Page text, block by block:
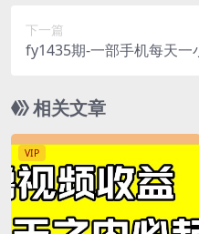
下一篇
fy1435期-一部手机每天一
方法一部手机，每天一小
相关文章
VIP